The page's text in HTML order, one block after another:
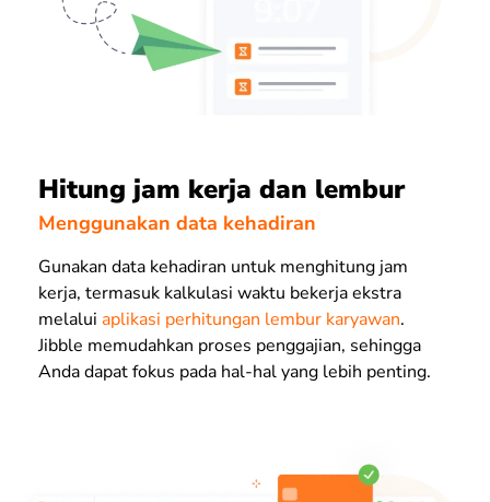
Hitung jam kerja dan lembur
Menggunakan data kehadiran
Gunakan data kehadiran untuk menghitung jam
kerja, termasuk kalkulasi waktu bekerja ekstra
melalui aplikasi perhitungan lembur karyawan.
Jibble memudahkan proses penggajian, sehingga
Anda dapat fokus pada hal-hal yang lebih penting.